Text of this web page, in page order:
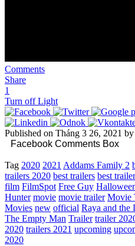
Comments
Share
1
Turn off Light
Published on Tháng 3 26, 2021 by
Facebook Comments Box
Tag 2020 2021 Addams Family 2
trailers 2020 best trailers best
film FilmSpot Free Guy
Hunter movie movie trailer Movie
Movies new official Raya and the
The Empty Man Trailer trailer
2020 trailers 2021 upcoming
2020